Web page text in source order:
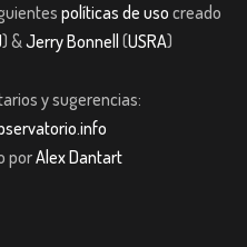
políticas de uso creado
) &Jerry Bonnell (USRA)
y sugerencias:
porAlex Dantart